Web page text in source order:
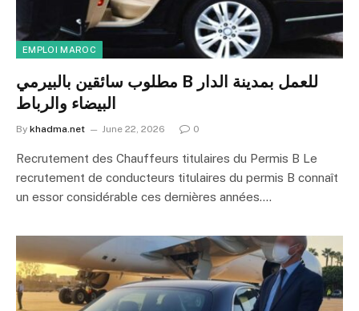
EMPLOI MAROC
مطلوب سائقين بالبيرمي B للعمل بمدينة الدار
البيضاء والرباط
By khadma.net June 22, 2026 0
Recrutement des Chauffeurs titulaires du Permis B Le
recrutement de conducteurs titulaires du permis B connaît
un essor considérable ces dernières années.…